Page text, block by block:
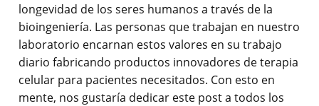
longevidad de los seres humanos a través de la
bioingeniería. Las personas que trabajan en nuestro
laboratorio encarnan estos valores en su trabajo
diario fabricando productos innovadores de terapia
celular para pacientes necesitados. Con esto en
mente, nos gustaría dedicar este post a todos los